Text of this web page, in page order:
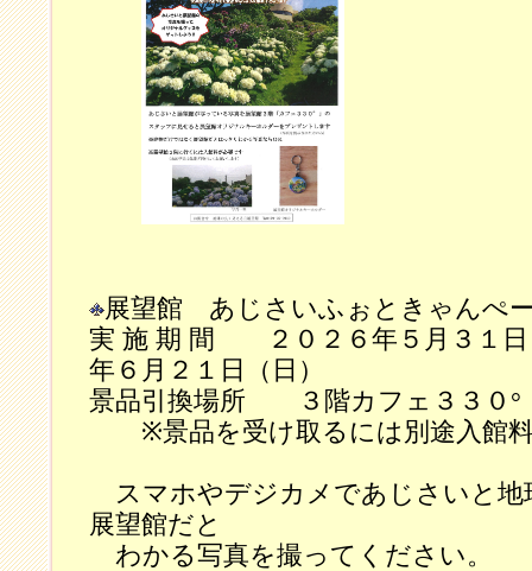
展望館 あじさいふぉときゃんぺ
実 施 期 間 ２０２６年５月３１日
年６月２１日（日）
景品引換場所 ３階カフェ３３０°
※景品を受け取るには別途入館
スマホやデジカメであじさいと地
展望館だと
わかる写真を撮ってください。